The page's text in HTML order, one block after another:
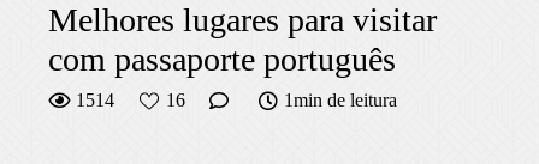
Melhores lugares para visitar
com passaporte português
1514 16 1min de leitura